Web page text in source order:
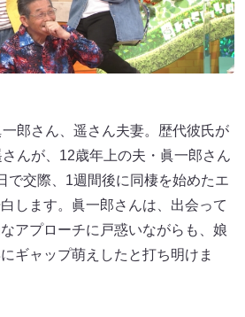
郎さん、遥さん夫妻。歴代彼氏が
んが、12歳年上の夫・眞一郎さん
で交際、1週間後に同棲を始めたエ
します。眞一郎さんは、出会って
アプローチに戸惑いながらも、娘
ギャップ萌えしたと打ち明けま